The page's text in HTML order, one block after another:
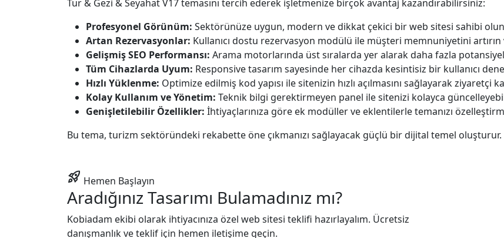
Tur & Gezi & Seyahat V17 temasını tercih ederek işletmenize birçok avantaj kazandırabilirsiniz:
Profesyonel Görünüm: Sektörünüze uygun, modern ve dikkat çekici bir web sitesi sahibi
Artan Rezervasyonlar: Kullanıcı dostu rezervasyon modülü ile müşteri memnuniyetini
Gelişmiş SEO Performansı: Arama motorlarında üst sıralarda yer alarak daha fazla
Tüm Cihazlarda Uyum: Responsive tasarım sayesinde her cihazda kesintisiz bir kullanıcı
Hızlı Yüklenme: Optimize edilmiş kod yapısı ile sitenizin hızlı açılmasını sağlayarak ziyaretçi
Kolay Kullanım ve Yönetim: Teknik bilgi gerektirmeyen panel ile sitenizi kolayca
Genişletilebilir Özellikler: İhtiyaçlarınıza göre ek modüller ve eklentilerle temanızı
Bu tema, turizm sektöründeki rekabette öne çıkmanızı sağlayacak güçlü bir dijital temel oluşturur.
rocket_launch Hemen Başlayın
Aradığınız Tasarımı Bulamadınız mı?
Kobiadam ekibi olarak ihtiyacınıza özel web sitesi teklifi hazırlayalım. Ücretsiz
danışmanlık ve teklif için hemen iletişime geçin.